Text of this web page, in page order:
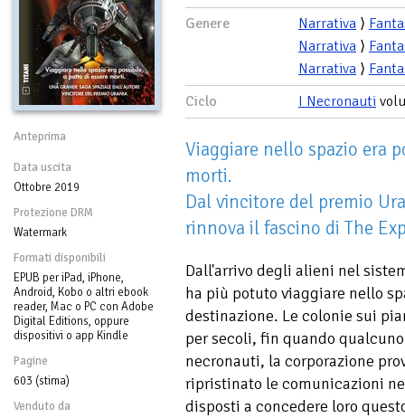
Anteprima
Data uscita
Ottobre 2019
Protezione DRM
Watermark
Formati disponibili
EPUB per iPad, iPhone,
Android, Kobo o altri ebook
reader, Mac o PC con Adobe
Digital Editions, oppure
dispositivi o app Kindle
Pagine
603 (stima)
Venduto da
Genere
Narrativa ⟩
Narrativa ⟩
Narrativa ⟩
Ciclo
I Necronauti
Viaggiare nello spazio era
morti.
Dal vincitore del premio
rinnova il fascino di The
Dall'arrivo degli alieni nel
ha più potuto viaggiare nello
destinazione. Le colonie sui
per secoli, fin quando
necronauti, la corporazione
ripristinato le comunicazioni
disposti a concedere loro